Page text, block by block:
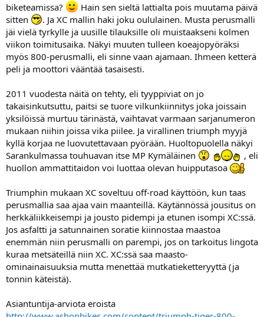
biketeamissa?
Hain sen sieltä lattialta pois muutama päivä
sitten
. Ja XC mallin haki joku oululainen. Musta perusmalli
jäi vielä tyrkylle ja uusille tilauksille oli muistaakseni kolmen
viikon toimitusaika. Näkyi muuten tulleen koeajopyöräksi
myös 800-perusmalli, eli sinne vaan ajamaan. Ihmeen ketterä
peli ja moottori vääntää tasaisesti.
2011 vuodesta näitä on tehty, eli tyyppiviat on jo
takaisinkutsuttu, paitsi se tuore vilkunkiinnitys joka joissain
yksilöissä murtuu tärinästä, vaihtavat varmaan sarjanumeron
mukaan niihin joissa vika piilee. Ja virallinen triumph myyjä
kyllä korjaa ne luovutettavaan pyörään. Huoltopuolella näkyi
Sarankulmassa touhuavan itse MP Kymäläinen
, eli
huollon ammattitaidon voi luottaa olevan huipputasoa
Triumphin mukaan XC soveltuu off-road käyttöön, kun taas
perusmallia saa ajaa vain maanteillä. Käytännössä jousitus on
herkkäliikkeisempi ja jousto pidempi ja etunen isompi XC:ssä.
Jos asfaltti ja satunnainen soratie kiinnostaa maastoa
enemmän niin perusmalli on parempi, jos on tarkoitus lingota
kuraa metsäteillä niin XC. XC:ssä saa maasto-
ominainaisuuksia mutta menettää mutkatieketteryyttä (ja
tonnin käteistä).
Asiantuntija-arviota eroista